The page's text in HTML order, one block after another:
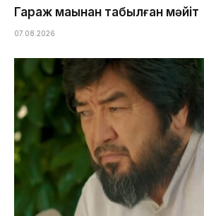
Гараж маңынан табылған мәйіт
07.08.2026